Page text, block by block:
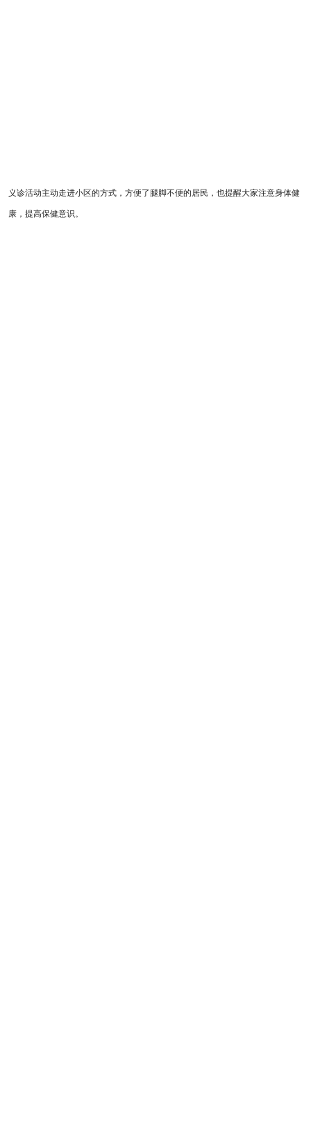
义诊活动主动走进小区的方式，方便了腿脚不便的居民，也提醒大家注意身体健
康，提高保健意识。